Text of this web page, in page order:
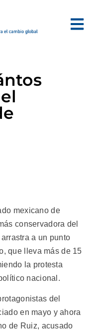
mexicano de
conservadora del
a un punto
que lleva más de 15
la protesta
nacional.
del
en mayo y ahora
de Ruiz, acusado